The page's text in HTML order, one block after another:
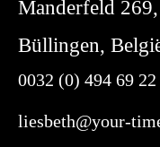
0032 (0) 494 69 22
liesbeth@your-
Manderfeld
Büllingen,